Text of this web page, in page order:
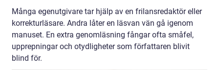
Många egenutgivare tar hjälp av en frilansredaktör eller
korrekturläsare. Andra låter en läsvan vän gå igenom
manuset. En extra genomläsning fångar ofta småfel,
upprepningar och otydligheter som författaren blivit
blind för.